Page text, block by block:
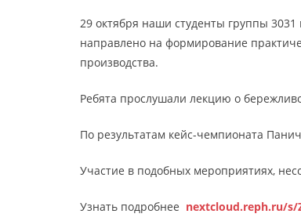
29 октября наши студенты группы
направлено на формирование
производства.
Ребята прослушали лекцию о
По результатам кейс-чемпионата
Участие в подобных мероприятиях,
Узнать подробнее nextcloud.reph.ru/s/